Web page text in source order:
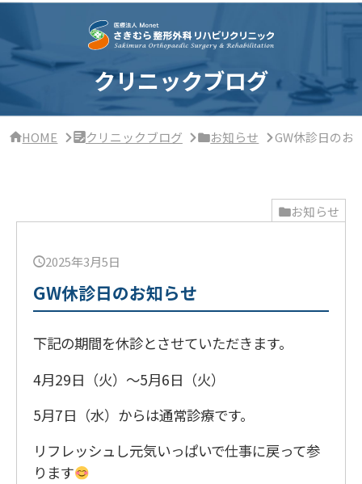
サ
ド
ー・
クリニックブログ
HOME クリニックブログ お知らせ GW休診日のお
お知らせ
2025年3月5日
GW休診日のお知らせ
下記の期間を休診とさせていただきます。
4月29日（火）～5月6日（火）
5月7日（水）からは通常診療です。
リフレッシュし元気いっぱいで仕事に戻って参
ります